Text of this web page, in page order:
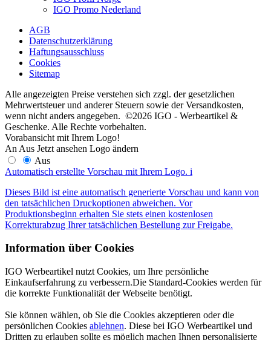
IGO Promo Nederland
AGB
Datenschutzerklärung
Haftungsausschluss
Cookies
Sitemap
Alle angezeigten Preise verstehen sich zzgl. der gesetzlichen
Mehrwertsteuer und anderer Steuern sowie der Versandkosten,
wenn nicht anders angegeben. ©2026 IGO - Werbeartikel &
Geschenke. Alle Rechte vorbehalten.
Vorabansicht mit Ihrem Logo!
An Aus Jetzt ansehen Logo ändern
Aus
Automatisch erstellte Vorschau mit Ihrem Logo. i
Dieses Bild ist eine automatisch generierte Vorschau und kann von
den tatsächlichen Druckoptionen abweichen. Vor
Produktionsbeginn erhalten Sie stets einen kostenlosen
Korrekturabzug Ihrer tatsächlichen Bestellung zur Freigabe.
Information über Cookies
IGO Werbeartikel nutzt Cookies, um Ihre persönliche
Einkaufserfahrung zu verbessern.Die Standard-Cookies werden für
die korrekte Funktionalität der Webseite benötigt.
Sie können wählen, ob Sie die Cookies akzeptieren oder die
persönlichen Cookies ablehnen. Diese bei IGO Werbeartikel und
Dritten zu erlauben sollte es möglich machen Ihnen personalisierte